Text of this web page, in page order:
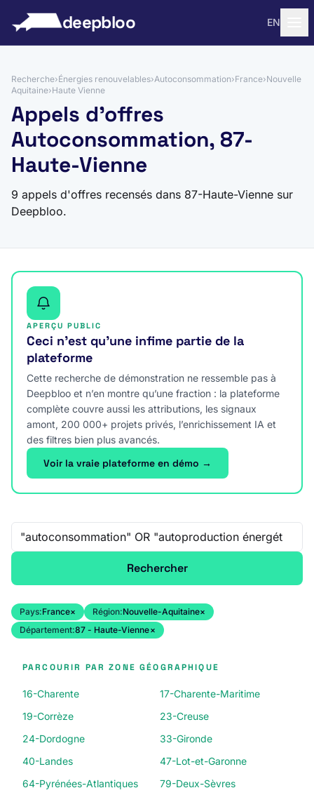
deepbloo EN
Recherche›Énergies renouvelables›Autoconsommation›France›Nouvelle
Aquitaine›Haute Vienne
Appels d'offres
Autoconsommation, 87-
Haute-Vienne
9 appels d'offres recensés dans 87-Haute-Vienne sur
Deepbloo.
APERÇU PUBLIC
Ceci n’est qu’une infime partie de la
plateforme
Cette recherche de démonstration ne ressemble pas à
Deepbloo et n’en montre qu’une fraction : la plateforme
complète couvre aussi les attributions, les signaux
amont, 200 000+ projets privés, l’enrichissement IA et
des filtres bien plus avancés.
Voir la vraie plateforme en démo →
Recherche libre
Rechercher
Pays:France× Région:Nouvelle-Aquitaine×
Département:87 - Haute-Vienne×
PARCOURIR PAR ZONE GÉOGRAPHIQUE
16-Charente
17-Charente-Maritime
19-Corrèze
23-Creuse
24-Dordogne
33-Gironde
40-Landes
47-Lot-et-Garonne
64-Pyrénées-Atlantiques
79-Deux-Sèvres